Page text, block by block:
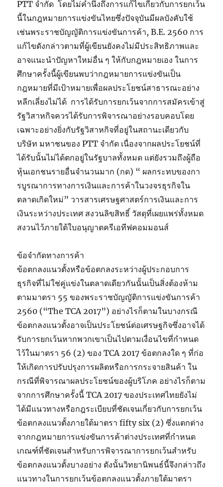
PTT จำกัด โดยไม่คำนึงถึงการแก้ไขเกี่ยวกับการยกเว้น
นี้ในกฎหมายการแข่งขันไทยซึ่งปัจจุบันมีผลบังคับใช้
เช่นพระราชบัญญัติการแข่งขันการค้า, B.E. 2560 การ
แก้ไขดังกล่าวตามที่ผู้เขียนยังคงไม่มีประสิทธิภาพและ
อาจแนะนำปัญหาใหม่อื่น ๆ ให้กับกฎหมายเอง ในการ
ศึกษาครั้งนี้ผู้เขียนพบว่ากฎหมายการแข่งขันเป็น
กฎหมายที่มีเป้าหมายเพื่อผลประโยชน์สาธารณะอย่าง
หลีกเลี่ยงไม่ได้ การได้รับการยกเว้นจากการสมัครเข้าสู่
รัฐวิสาหกิจควรได้รับการพิจารณาอย่างรอบคอบโดย
เฉพาะอย่างยิ่งกับรัฐวิสาหกิจที่อยู่ในสถานะเดียวกับ
บริษัท มหาชนของ PTT จำกัด เนื่องจากผลประโยชน์ที่
ได้รับนั้นไม่ได้ตกอยู่ในรัฐบาลทั้งหมด แต่ยังรวมถึงผู้ถือ
หุ้นเอกชนรายอื่นจำนวนมาก (กด) “ ผลกระทบของกา
รบูรณาการทางการเงินและการค้าในวงจรธุรกิจใน
ตลาดเกิดใหม่” วารสารเศรษฐศาสตร์การเงินและการ
เงินระหว่างประเทศ สงวนลิขสิทธิ์ วัสดุที่เผยแพร่ทั้งหมด
สงวนไว้ภายใต้ใบอนุญาตครีเอทีฟคอมมอนส์
ข้อจำกัดทางการค้า
ข้อตกลงแนวตั้งหรือข้อตกลงระหว่างผู้ประกอบการ
ธุรกิจที่ไม่ใช่คู่แข่งในตลาดเดียวกันนั้นเป็นสิ่งต้องห้าม
ตามมาตรา 55 ของพระราชบัญญัติการแข่งขันการค้า
2560 (“The TCA 2017”) อย่างไรก็ตามในบางกรณี
ข้อตกลงแนวตั้งอาจเป็นประโยชน์ต่อเศรษฐกิจซึ่งอาจได้
รับการยกเว้นหากพวกเขาเป็นไปตามเงื่อนไขที่กำหนด
ไว้ในมาตรา 56 (2) ของ TCA 2017 ข้อตกลงใด ๆ ที่ก่อ
ให้เกิดการปรับปรุงการผลิตหรือการกระจายสินค้า ใน
กรณีที่พิจารณาผลประโยชน์ของผู้บริโภค อย่างไรก็ตาม
จากการศึกษาครั้งนี้ TCA 2017 ของประเทศไทยยังไม่
ได้มีแนวทางหรือกฎระเบียบที่ชัดเจนเกี่ยวกับการยกเว้น
ข้อตกลงแนวตั้งภายใต้มาตรา fifty six (2) ซึ่งแตกต่าง
จากกฎหมายการแข่งขันการค้าต่างประเทศที่กำหนด
เกณฑ์ที่ชัดเจนสำหรับการพิจารณาการยกเว้นสำหรับ
ข้อตกลงแนวตั้งบางอย่าง ดังนั้นวิทยานิพนธ์นี้จึงกล่าวถึง
แนวทางในการยกเว้นข้อตกลงแนวตั้งภายใต้มาตรา